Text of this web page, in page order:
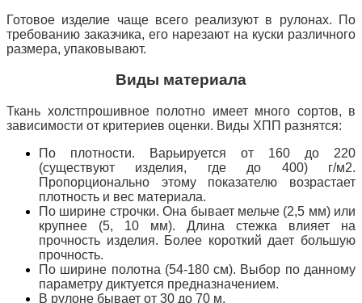
Готовое изделие чаще всего реализуют в рулонах. По
требованию заказчика, его нарезают на куски различного
размера, упаковывают.
Виды материала
Ткань холстпрошивное полотно имеет много сортов, в
зависимости от критериев оценки. Виды ХПП разнятся:
По плотности. Варьируется от 160 до 220
(существуют изделия, где до 400) г/м2.
Пропорционально этому показателю возрастает
плотность и вес материала.
По ширине строчки. Она бывает мельче (2,5 мм) или
крупнее (5, 10 мм). Длина стежка влияет на
прочность изделия. Более короткий дает большую
прочность.
По ширине полотна (54-180 см). Выбор по данному
параметру диктуется предназначением.
В рулоне бывает от 30 до 70 м.